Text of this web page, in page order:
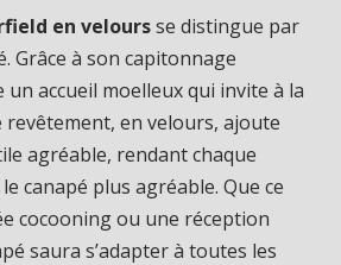
en veloursse distingue par
Grâce à son capitonnage
accueil moelleux qui invite à la
revêtement, en velours, ajoute
agréable, rendant chaque
canapé plus agréable. Que ce
cocooning ou une réception
saura s’adapter à toutes les